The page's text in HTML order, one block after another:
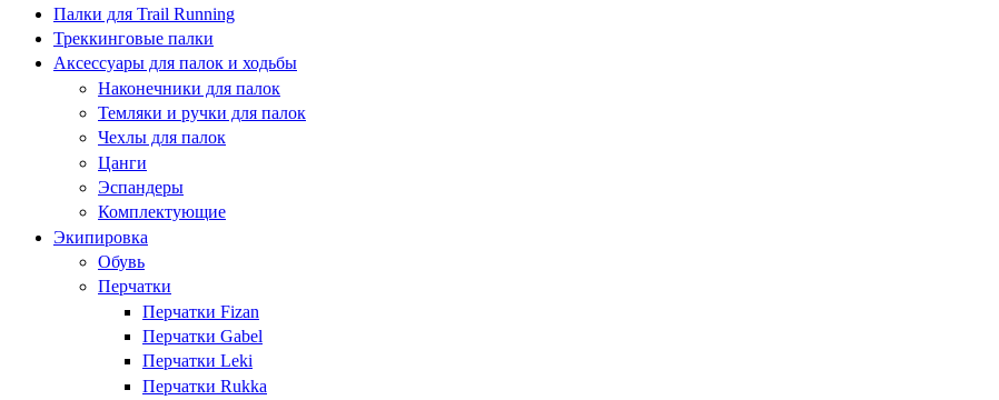
Палки для Trail Running
Треккинговые палки
Аксессуары для палок и ходьбы
Наконечники для палок
Темляки и ручки для палок
Чехлы для палок
Цанги
Эспандеры
Комплектующие
Экипировка
Обувь
Перчатки
Перчатки Fizan
Перчатки Gabel
Перчатки Leki
Перчатки Rukka